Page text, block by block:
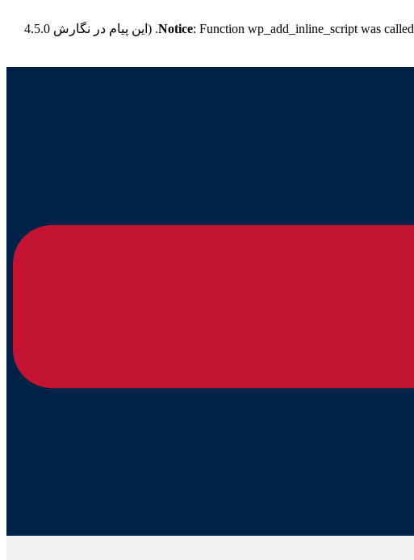
Notice: Function wp_add_inline_script was called
for more information. (این پیام در نگارش 4.5.0